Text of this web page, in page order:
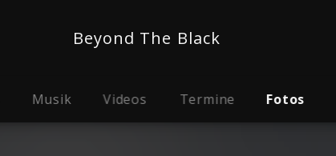
Beyond The Black
Musik Videos Termine Fotos